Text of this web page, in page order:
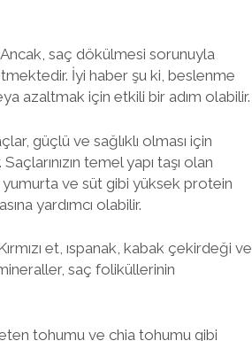
saç dökülmesi sorunuyla
İyi haber şu ki, beslenme
azaltmak için etkili bir adım olabilir.
güçlü ve sağlıklı olması için
temel yapı taşı olan
ve süt gibi yüksek protein
yardımcı olabilir.
et, ıspanak, kabak çekirdeği ve
saç foliküllerinin
tohumu ve chia tohumu gibi